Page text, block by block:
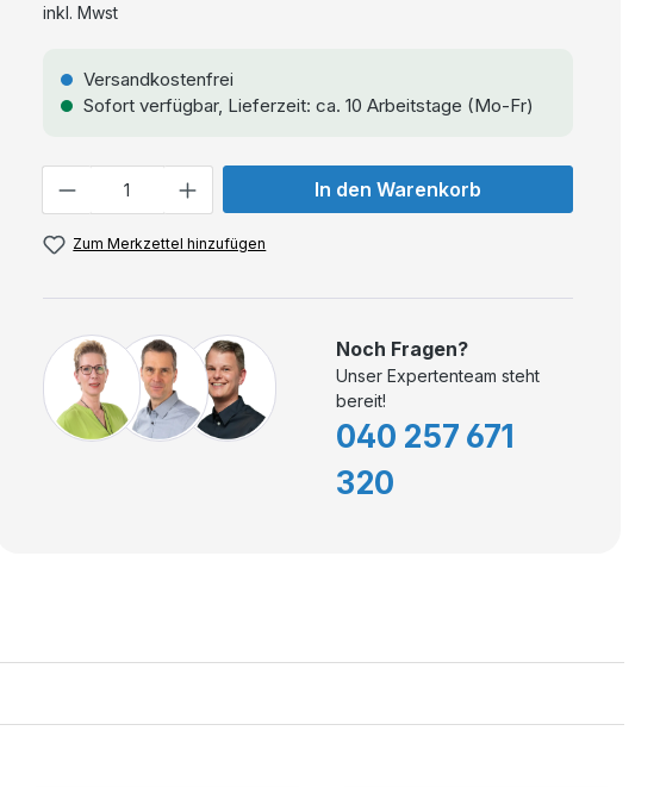
inkl. Mwst
Versandkostenfrei
Sofort verfügbar, Lieferzeit: ca. 10 Arbeitstage (Mo-Fr)
In den Warenkorb
Zum Merkzettel hinzufügen
Noch Fragen?
Unser Expertenteam steht
bereit!
040 257 671
320